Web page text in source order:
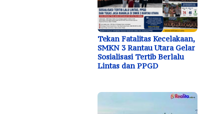
Tekan Fatalitas Kecelakaan,
SMKN 3 Rantau Utara Gelar
Sosialisasi Tertib Berlalu
Lintas dan PPGD